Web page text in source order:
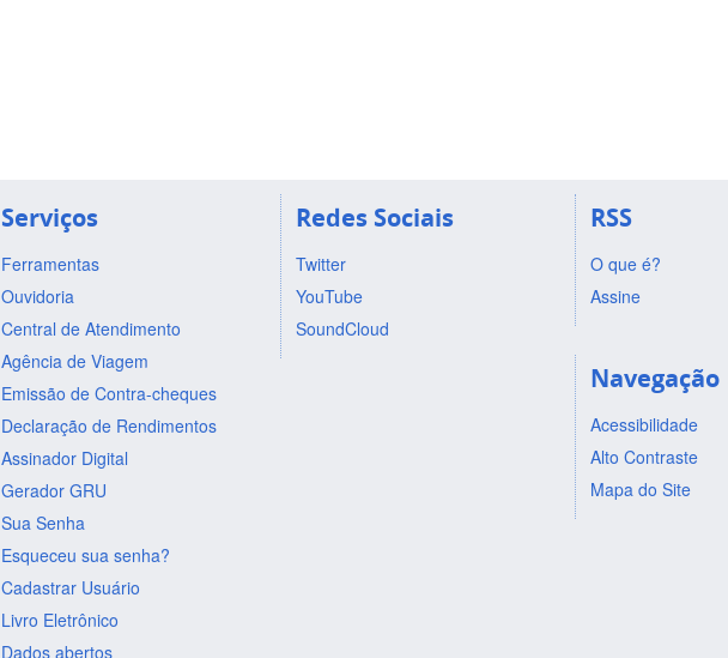
Serviços
Ferramentas
Ouvidoria
Central de Atendimento
Agência de Viagem
Emissão de Contra-cheques
Declaração de Rendimentos
Assinador Digital
Gerador GRU
Sua Senha
Esqueceu sua senha?
Cadastrar Usuário
Livro Eletrônico
Dados abertos
Redes Sociais
Twitter
YouTube
SoundCloud
RSS
O que é?
Assine
Navegação
Acessibilidade
Alto Contraste
Mapa do Site